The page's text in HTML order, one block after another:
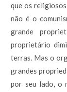
que os
não é o
grande
proprietário
terras. Mas o
grandes
por seu lado, o